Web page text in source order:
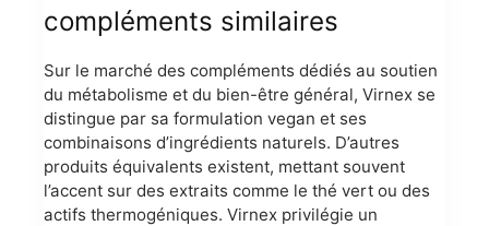
compléments similaires
Sur le marché des compléments dédiés au soutien
du métabolisme et du bien-être général, Virnex se
distingue par sa formulation vegan et ses
combinaisons d’ingrédients naturels. D’autres
produits équivalents existent, mettant souvent
l’accent sur des extraits comme le thé vert ou des
actifs thermogéniques. Virnex privilégie un